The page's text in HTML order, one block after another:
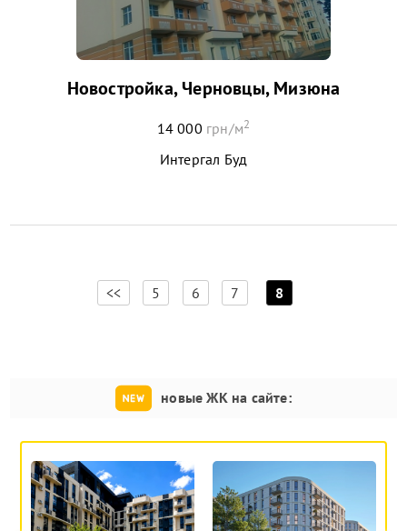
Новостройка, Черновцы, Мизюна
14 000 грн/м2
Интергал Буд
<< 5 6 7 8
новые ЖК на сайте: